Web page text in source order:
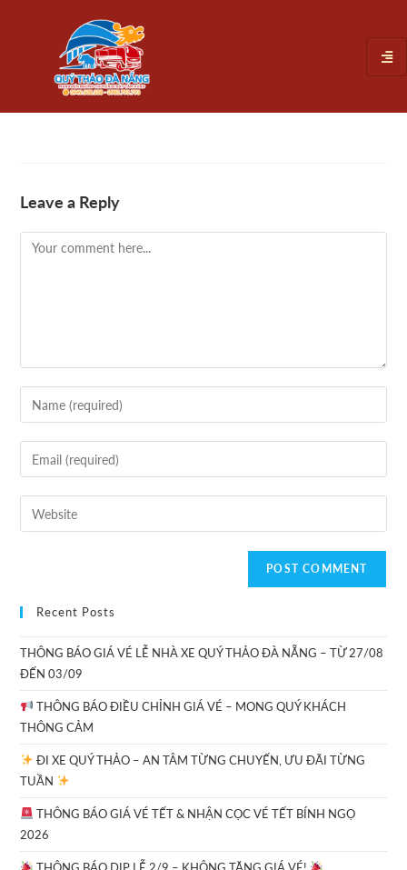
Leave a Reply
Recent Posts
THÔNG BÁO GIÁ VÉ LỄ NHÀ XE QUÝ THẢO ĐÀ NẴNG – TỪ 27/08
ĐẾN 03/09
THÔNG BÁO ĐIỀU CHỈNH GIÁ VÉ – MONG QUÝ KHÁCH
THÔNG CẢM
ĐI XE QUÝ THẢO – AN TÂM TỪNG CHUYẾN, ƯU ĐÃI TỪNG
TUẦN
THÔNG BÁO GIÁ VÉ TẾT & NHẬN CỌC VÉ TẾT BÍNH NGỌ
2026